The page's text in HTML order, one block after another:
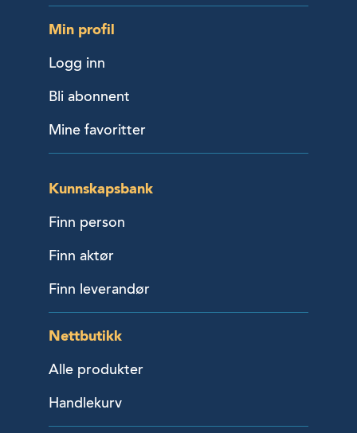
Min profil
Logg inn
Bli abonnent
Mine favoritter
Kunnskapsbank
Finn person
Finn aktør
Finn leverandør
Nettbutikk
Alle produkter
Handlekurv